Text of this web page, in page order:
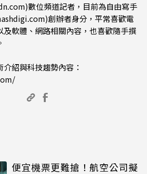
數位頻道記者，目前為自由寫手
創辦者身分，平常喜歡電
及軟體、網路相關內容，也喜歡隨手撰
紹與科技趨勢內容：
便宜機票更難搶！航空公司擬